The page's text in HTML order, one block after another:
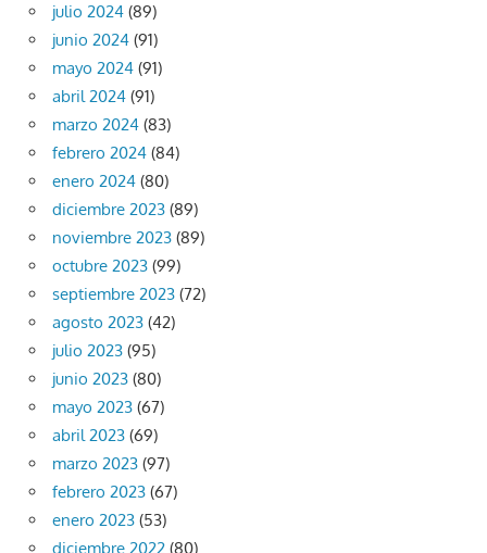
julio 2024 (89)
junio 2024 (91)
mayo 2024 (91)
abril 2024 (91)
marzo 2024 (83)
febrero 2024 (84)
enero 2024 (80)
diciembre 2023 (89)
noviembre 2023 (89)
octubre 2023 (99)
septiembre 2023 (72)
agosto 2023 (42)
julio 2023 (95)
junio 2023 (80)
mayo 2023 (67)
abril 2023 (69)
marzo 2023 (97)
febrero 2023 (67)
enero 2023 (53)
diciembre 2022 (80)